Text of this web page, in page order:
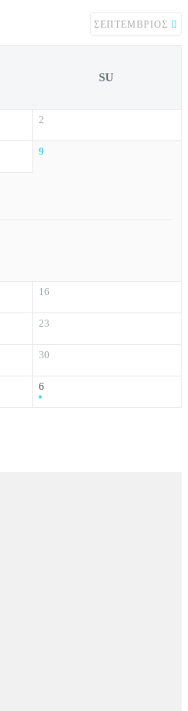
ΣΕΠΤΈΜΒΡΙΟΣ
SU
2
9
16
23
30
6